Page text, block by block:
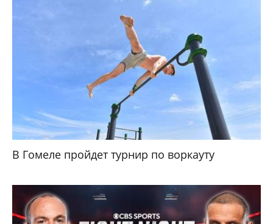
В Гомеле пройдет турнир по воркауту